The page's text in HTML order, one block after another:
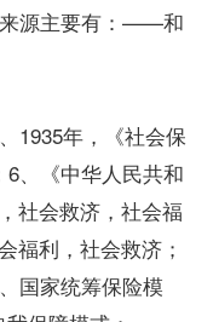
源主要有：——和
年，《社会保
、《中华人民共和
社会救济，社会福
福利，社会救济；
国家统筹保险模